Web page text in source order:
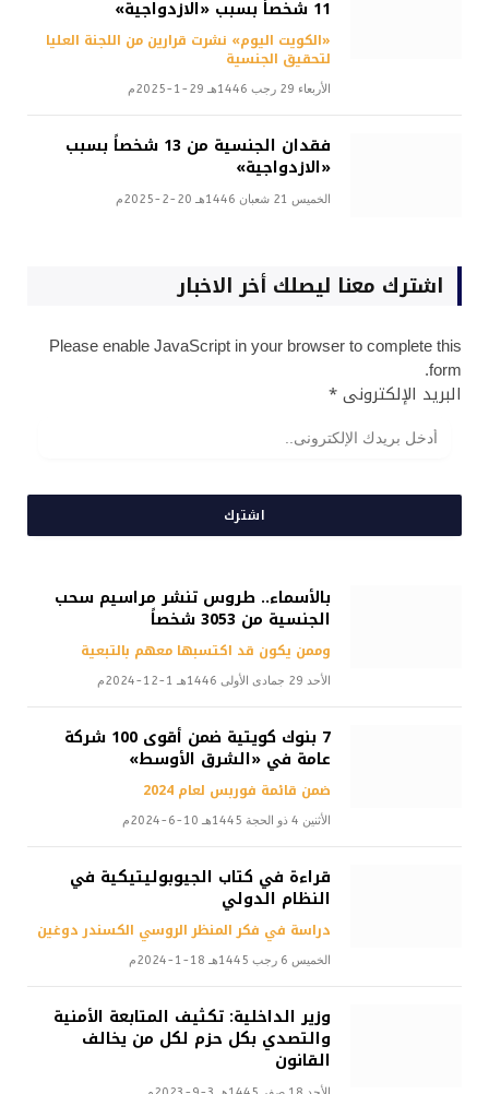
11 شخصاً بسبب «الازدواجية»
«الكويت اليوم» نشرت قرارين من اللجنة العليا
لتحقيق الجنسية
الأربعاء 29 رجب 1446هـ 29-1-2025م
فقدان الجنسية من 13 شخصاً بسبب
«الازدواجية»
الخميس 21 شعبان 1446هـ 20-2-2025م
اشترك معنا ليصلك أخر الاخبار
Please enable JavaScript in your browser to complete this
form.
البريد الإلكترونى*
اشترك
بالأسماء.. طروس تنشر مراسيم سحب
الجنسية من 3053 شخصاً
وممن يكون قد اكتسبها معهم بالتبعية
الأحد 29 جمادى الأولى 1446هـ 1-12-2024م
7 بنوك كويتية ضمن أقوى 100 شركة
عامة في «الشرق الأوسط»
ضمن قائمة فوربس لعام 2024
الأثنين 4 ذو الحجة 1445هـ 10-6-2024م
قراءة في كتاب الجيوبوليتيكية في
النظام الدولي
دراسة في فكر المنظر الروسي الكسندر دوغين
الخميس 6 رجب 1445هـ 18-1-2024م
وزير الداخلية: تكثيف المتابعة الأمنية
والتصدي بكل حزم لكل من يخالف
القانون